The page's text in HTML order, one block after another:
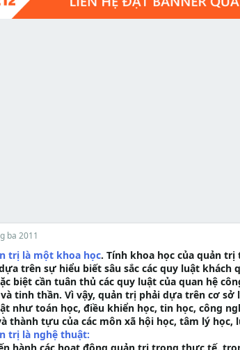
ba 2011
trị là một khoa học. Tính khoa học của quản trị
trên sự hiểu biết sâu sắc các quy luật
biệt cần tuân thủ các quy luật của quan hệ
tinh thần. Vì vậy, quản trị phải dựa trên cơ
như toán học, điều khiển học, tin học, công
thành tựu của các môn xã hội học, tâm lý học,
trị là nghệ thuật: